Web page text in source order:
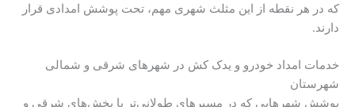
که در هر نقطه از این مثلث شهری مهم، تحت پوشش امدادی قرار
دارند.
خدمات امداد خودرو و یدک کش در شهرهای شرقی و شمالی
شهرستان
پوشش شهرهایی که در مسیرهای طولانی‌تر یا بخش‌های شرقی و